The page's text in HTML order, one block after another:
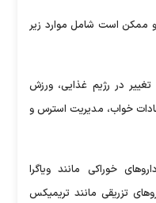
و ممکن است شامل موارد زیر
در رژیم غذایی، ورزش
خواب، مدیریت استرس و
خوراکی مانند ویاگرا
تزریقی مانند تریمیکس